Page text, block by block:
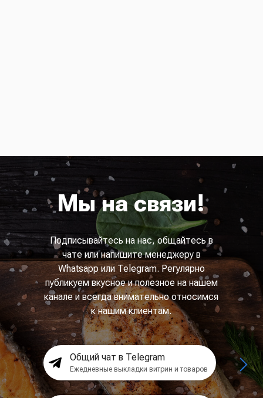
Мы на связи!
Подписывайтесь на нас, общайтесь в
чате или напишите менеджеру в
Whatsapp или Telegram. Регулярно
публикуем вкусное и полезное на нашем
канале и всегда внимательно относимся
к нашим клиентам.
Общий чат в Telegram
Ежедневные выкладки витрин и товаров